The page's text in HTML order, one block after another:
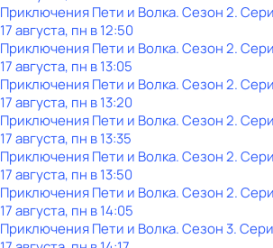
Приключения Пети и Волка. Сезон 2.
17 августа, пн в 12:50
Приключения Пети и Волка. Сезон 2.
17 августа, пн в 13:05
Приключения Пети и Волка. Сезон 2.
17 августа, пн в 13:20
Приключения Пети и Волка. Сезон 2.
17 августа, пн в 13:35
Приключения Пети и Волка. Сезон 2.
17 августа, пн в 13:50
Приключения Пети и Волка. Сезон 2.
17 августа, пн в 14:05
Приключения Пети и Волка. Сезон 3.